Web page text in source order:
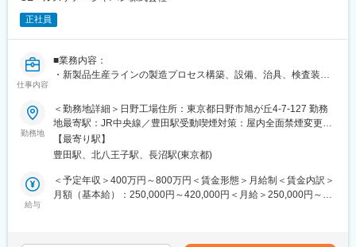
ち、国内外の研究機関と連携し最先端研究を支え続けています。
（1）入社1か月程度でOJTや研修で作業を学んでいただきます
（2）キャッチアップ後にはライン担当としてチームにアサインさ
（3）現場からの改善要望に対応いただきます
※最初は先輩社員と一緒になり改善活動にあたっていただきます
のでご安心ください
（4）改善活動、生産方式を現場へ落とし込んでいただきます
【組織構成】
当該部門（超音波プローブ）には約100名の社員が在籍しており
正社員
仕事内容
■業務内容：
・新製品生産ラインの製造プロセス構築、設備、治具、検査装置
・生産性改善
・品質改善
■募集ポジションの役割
・製品品質に関して製造での問題を見つけ、先進的でコスト効果
が高い方法で改善する
・既存の設備に対して製造性や品質の問題を見つけ解決するため
勤務地
＜勤務地詳細＞日野工場住所：東京都日野市旭が丘4-7-127 勤務
地最寄駅：JR中央線／豊田駅受動喫煙対策：屋内全面禁煙変更の
範囲：会社の定める事業所（リモートワーク含む）
【最寄り駅】
豊田駅、北八王子駅、長沼駅(東京都)
給与
＜予定年収＞400万円～800万円＜賃金形態＞月給制＜賃金内訳＞
月額（基本給）：250,000円～420,000円＜月給＞250,000円～